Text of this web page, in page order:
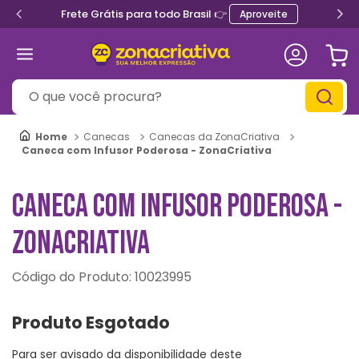
Frete Grátis para todo Brasil 👉 Aproveite
O que você procura?
Canecas
Canecas da ZonaCriativa
Caneca com Infusor Poderosa - ZonaCriativa
CANECA COM INFUSOR PODEROSA -
ZONACRIATIVA
: 10023995